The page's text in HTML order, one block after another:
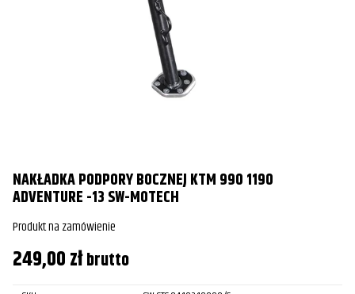
NAKŁADKA PODPORY BOCZNEJ KTM 990 1190
ADVENTURE -13 SW-MOTECH
Produkt na zamówienie
249,00złbrutto